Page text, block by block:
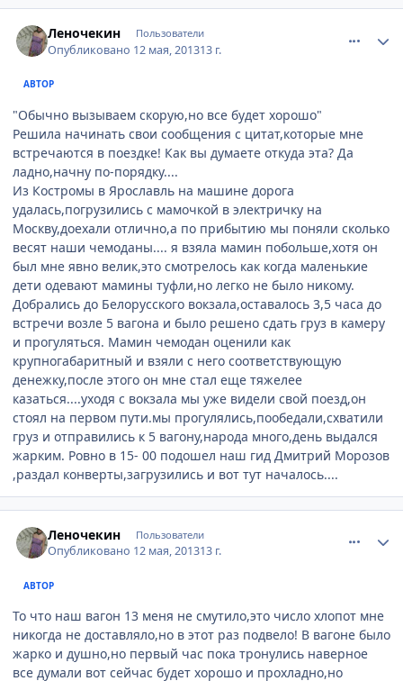
Леночекин Пользователи
Опубликовано 12 мая, 201313 г.
АВТОР
"Обычно вызываем скорую,но все будет хорошо"
Решила начинать свои сообщения с цитат,которые мне
встречаются в поездке! Как вы думаете откуда эта? Да
ладно,начну по-порядку....
Из Костромы в Ярославль на машине дорога
удалась,погрузились с мамочкой в электричку на
Москву,доехали отлично,а по прибытию мы поняли сколько
весят наши чемоданы.... я взяла мамин побольше,хотя он
был мне явно велик,это смотрелось как когда маленькие
дети одевают мамины туфли,но легко не было никому.
Добрались до Белорусского вокзала,оставалось 3,5 часа до
встречи возле 5 вагона и было решено сдать груз в камеру
и прогуляться. Мамин чемодан оценили как
крупногабаритный и взяли с него соответствующую
денежку,после этого он мне стал еще тяжелее
казаться....уходя с вокзала мы уже видели свой поезд,он
стоял на первом пути.мы прогулялись,пообедали,схватили
груз и отправились к 5 вагону,народа много,день выдался
жарким. Ровно в 15- 00 подошел наш гид Дмитрий Морозов
,раздал конверты,загрузились и вот тут началось....
Леночекин Пользователи
Опубликовано 12 мая, 201313 г.
АВТОР
То что наш вагон 13 меня не смутило,это число хлопот мне
никогда не доставляло,но в этот раз подвело! В вагоне было
жарко и душно,но первый час пока тронулись наверное
все думали вот сейчас будет хорошо и прохладно,но